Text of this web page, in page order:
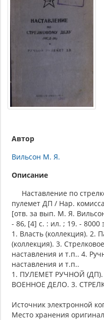
Автор
Вильсон М. Я.
Описание
Наставление по
пулемет ДП / Нар.
[отв. за вып. М. Я.
- 86, [4] с. : ил. ; 19. - 8000
1. Власть (коллекция). 2.
(коллекция). 3.
наставления и т.п.. 4.
наставления и т.п..
1. ПУЛЕМЕТ РУЧНОЙ
ВОЕННОЕ ДЕЛО. 3.
Источник электронной
Место хранения